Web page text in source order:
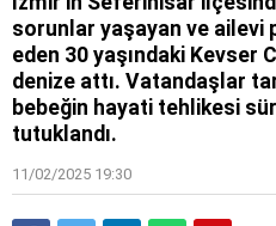
sorunlar yaşayan ve
eden 30 yaşındaki Kevser
denize attı. Vatandaşlar
bebeğin hayati tehlikesi
tutuklandı.
11/02/2025 19:30